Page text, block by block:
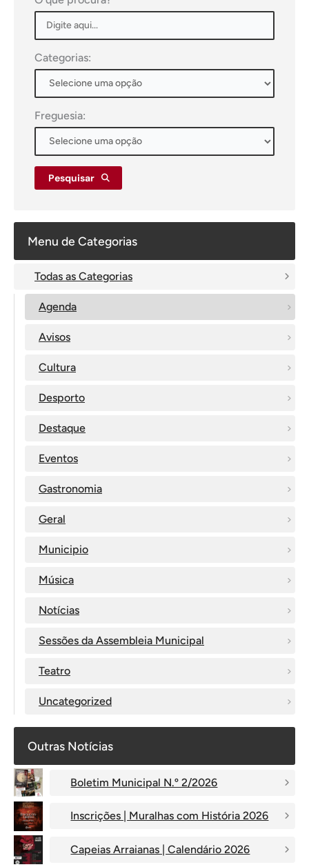
Categorias:
Freguesia:
Pesquisar
Menu de Categorias
Todas as Categorias
Agenda
Avisos
Cultura
Desporto
Destaque
Eventos
Gastronomia
Geral
Municipio
Música
Notícias
Sessões da Assembleia Municipal
Teatro
Uncategorized
Outras Notícias
Boletim Municipal N.º 2/2026
Inscrições | Muralhas com História 2026
Capeias Arraianas | Calendário 2026